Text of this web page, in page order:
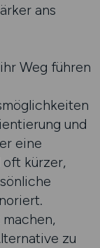
ans
Weg führen
und
eine
oft kürzer,
zu